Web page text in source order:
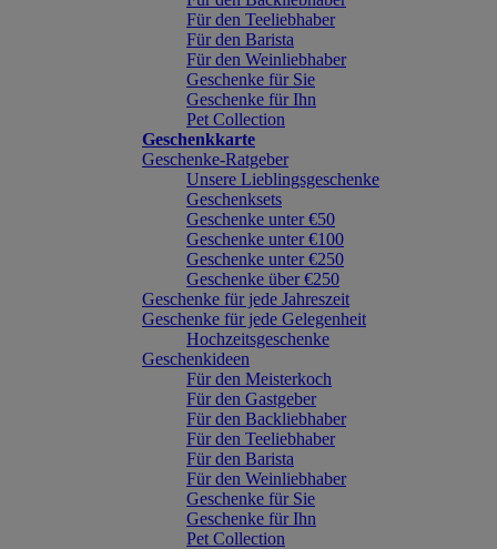
Für den Teeliebhaber
Für den Barista
Für den Weinliebhaber
Geschenke für Sie
Geschenke für Ihn
Pet Collection
Geschenkkarte
Geschenke-Ratgeber
Unsere Lieblingsgeschenke
Geschenksets
Geschenke unter €50
Geschenke unter €100
Geschenke unter €250
Geschenke über €250
Geschenke für jede Jahreszeit
Geschenke für jede Gelegenheit
Hochzeitsgeschenke
Geschenkideen
Für den Meisterkoch
Für den Gastgeber
Für den Backliebhaber
Für den Teeliebhaber
Für den Barista
Für den Weinliebhaber
Geschenke für Sie
Geschenke für Ihn
Pet Collection